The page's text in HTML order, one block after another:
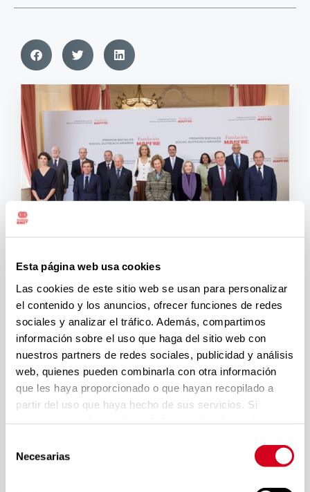
Esta página web usa cookies
Las cookies de este sitio web se usan para personalizar
el contenido y los anuncios, ofrecer funciones de redes
sociales y analizar el tráfico. Además, compartimos
información sobre el uso que haga del sitio web con
nuestros partners de redes sociales, publicidad y análisis
web, quienes pueden combinarla con otra información
que les haya proporcionado o que hayan recopilado a
partir del uso que haya hecho de sus servicios. Si
Necesarias
LaFundación Mapfre ha entregado en Madrid
susPremios Socialesa Núria Espert, Special
Olympics y Moda re- y premió la responsabilidad
social y medioambiental de la empresa Joselito, para
“reconocer” las “actuaciones destacadas” en beneficio
de la sociedad en los ámbitos científico, cultural y
social.
La entidad destacó que Núria Espert (Hospitalet de
Llobregat, 1935) es una de las actrices y directoras
de teatro más destacadas de España, que participó en
largometrajes y nueve óperas. Recibió el galardón por